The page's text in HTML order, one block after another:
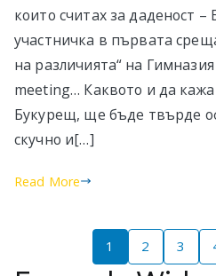
които считах за даденост –
участничка в първата
на различията“ на
meeting… Каквото и да
Букурещ, ще бъде твърде
скучно и[…]
Read More
1 2 3